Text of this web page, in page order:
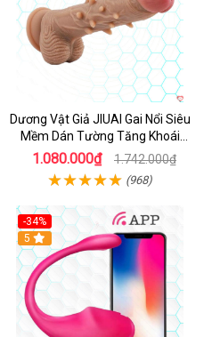
Dương Vật Giả JIUAI Gai Nổi Siêu
Mềm Dán Tường Tăng Khoái
Cảm
1.080.000₫ 1.742.000₫
(968)
-34%
5